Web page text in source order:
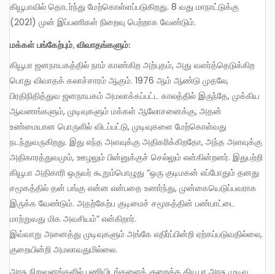
கியூபாவில் தொடர்ந்து மேற்கொள்ளப்படுகிறது. 8 வது மாநாட்டுக்கு
(2021) முன் இப்பணிகள் நிறைவு பெற்றாக வேண்டும்.
மக்கள் பங்கேற்பும், விவாதங்களும்:
கியூபா ஜனநாயகத்தில் நாம் காண்கிற அற்புதம், அது வளர்த்தெடுக்கிற
பொது விவாதக் கலாச்சாரம் ஆகும். 1976 ஆம் ஆண்டு முதலே,
பிரதிநிதித்துவ ஜனநாயகம் அமலாக்கப்பட்ட காலத்தில் இருந்தே, முக்கிய
ஆவணங்களும், முடிவுகளும் மக்கள் ஆலோசனைக்கு, அதன்
உண்மையான பொருளில் விடப்பட்டு, முடிவுகளை மேற்கொள்வது
நடந்துவருகிறது. இது எந்த அளவுக்கு அதிகரிக்கிறதோ, அந்த அளவுக்கு
அதிகாரத்துவமும், ஊழலும் பின்னுக்குச் செல்லும் என்கின்றனர். இதுபற்றி
கியூபா அதிகாரி ஒருவர் கூறும்பொழுது “ஒரு குடிமகன் எப்போதும் தனது
சமூகத்தில் தன் பங்கு என்ன என்பதை உணர்ந்து, முன்கையெடுப்பவராக
இருக்க வேண்டும். அதற்கேற்ப குடிமைச் சமூகத்தின் பண்பாட்டை
மாற்றுவது மிக அவசியம்” என்கிறார்.
இவ்வாறு அனைத்து முடிவுகளும் அங்கே எதிர்ப்பின்றி ஏற்கப்படுவதில்லை,
குறையின்றி அமலாவதுமில்லை.
அரசு நிறுவனங்களில் பணியிடங்களைக் குறைக்க கியூபா அரசு முடிவு